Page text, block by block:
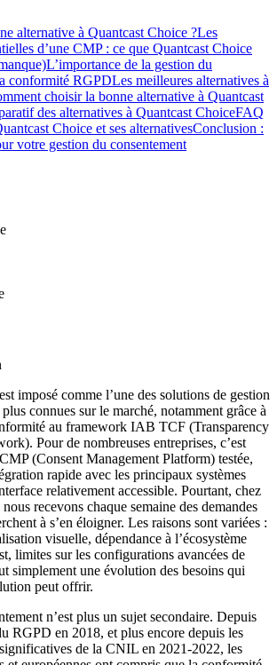
alternative à Quantcast Choice ?Les
d’une CMP : ce que Quantcast Choice
L’importance de la gestion du
conformité RGPDLes meilleures alternatives à
choisir la bonne alternative à Quantcast
des alternatives à Quantcast ChoiceFAQ
Choice et ses alternativesConclusion :
votre gestion du consentement
imposé comme l’une des solutions de gestion
connues sur le marché, notamment grâce à
au framework IAB TCF (Transparency
Pour de nombreuses entreprises, c’est
(Consent Management Platform) testée,
rapide avec les principaux systèmes
relativement accessible. Pourtant, chez
recevons chaque semaine des demandes
à s’en éloigner. Les raisons sont variées :
visuelle, dépendance à l’écosystème
limites sur les configurations avancées de
simplement une évolution des besoins qui
peut offrir.
n’est plus un sujet secondaire. Depuis
RGPD en 2018, et plus encore depuis les
de la CNIL en 2021-2022, les